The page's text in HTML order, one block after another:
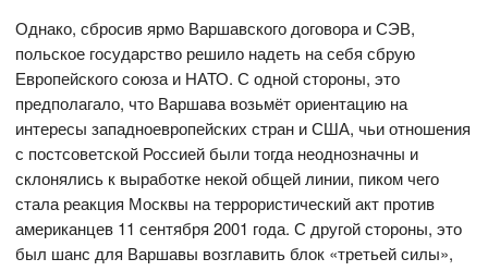
Однако, сбросив ярмо Варшавского договора и СЭВ,
польское государство решило надеть на себя сбрую
Европейского союза и НАТО. С одной стороны, это
предполагало, что Варшава возьмёт ориентацию на
интересы западноевропейских стран и США, чьи отношения
с постсоветской Россией были тогда неоднозначны и
склонялись к выработке некой общей линии, пиком чего
стала реакция Москвы на террористический акт против
американцев 11 сентября 2001 года. С другой стороны, это
был шанс для Варшавы возглавить блок «третьей силы»,